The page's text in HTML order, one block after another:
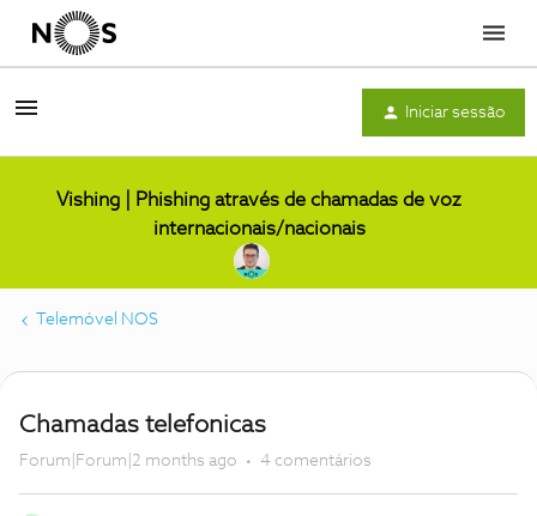
Menu
Iniciar sessão
Vishing | Phishing através de chamadas de voz
internacionais/nacionais
Telemóvel NOS
Chamadas telefonicas
Forum|Forum|2 months ago 4 comentários